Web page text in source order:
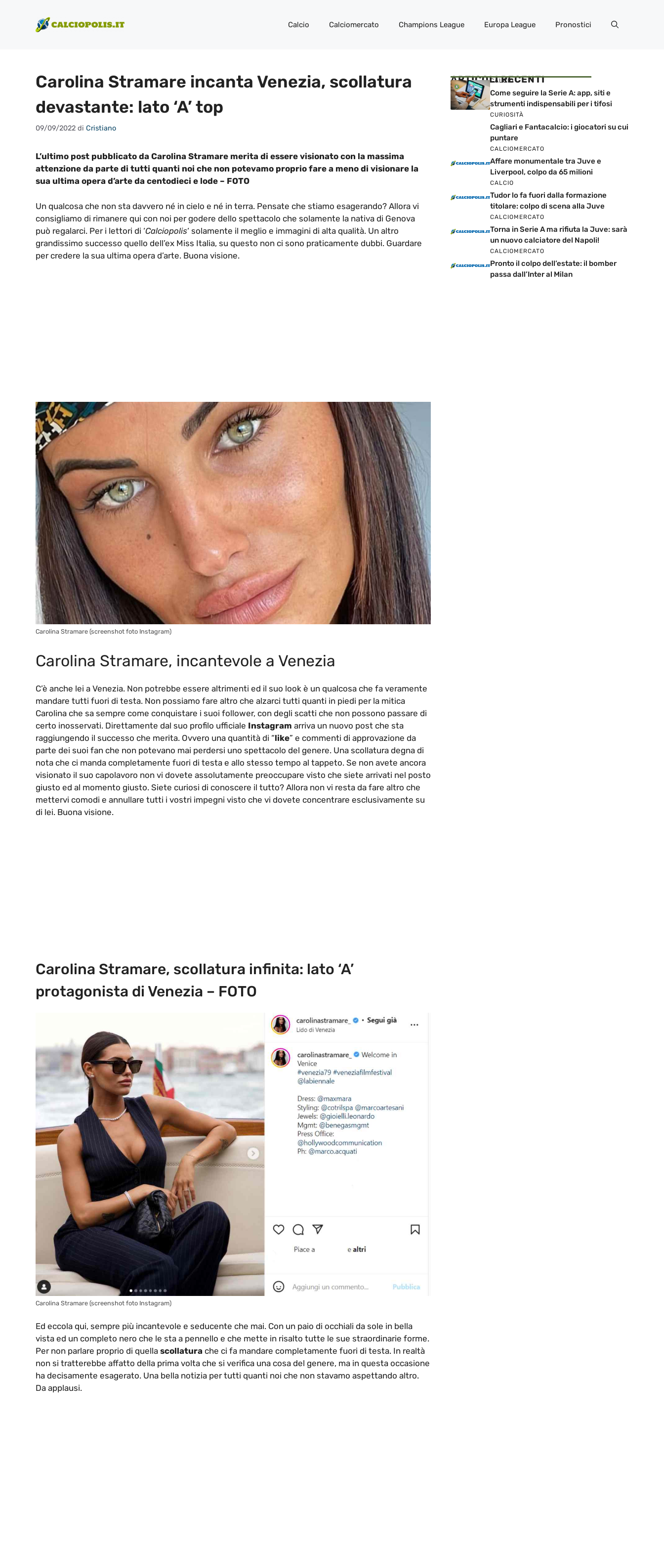
contenuto
Calcio Calciomercato Champions League Europa League Pronostici
Carolina Stramare incanta Venezia, scollatura
devastante: lato ‘A’ top
09/09/2022 di Cristiano
L’ultimo post pubblicato da Carolina Stramare merita di essere visionato con la massima
attenzione da parte di tutti quanti noi che non potevamo proprio fare a meno di visionare la
sua ultima opera d’arte da centodieci e lode – FOTO
Un qualcosa che non sta davvero né in cielo e né in terra. Pensate che stiamo esagerando? Allora vi
consigliamo di rimanere qui con noi per godere dello spettacolo che solamente la nativa di Genova
può regalarci. Per i lettori di ‘Calciopolis‘ solamente il meglio e immagini di alta qualità. Un altro
grandissimo successo quello dell’ex Miss Italia, su questo non ci sono praticamente dubbi. Guardare
per credere la sua ultima opera d’arte. Buona visione.
Carolina Stramare (screenshot foto Instagram)
Carolina Stramare, incantevole a Venezia
C’è anche lei a Venezia. Non potrebbe essere altrimenti ed il suo look è un qualcosa che fa veramente
mandare tutti fuori di testa. Non possiamo fare altro che alzarci tutti quanti in piedi per la mitica
Carolina che sa sempre come conquistare i suoi follower, con degli scatti che non possono passare di
certo inosservati. Direttamente dal suo profilo ufficiale Instagram arriva un nuovo post che sta
raggiungendo il successo che merita. Ovvero una quantità di “like” e commenti di approvazione da
parte dei suoi fan che non potevano mai perdersi uno spettacolo del genere. Una scollatura degna di
nota che ci manda completamente fuori di testa e allo stesso tempo al tappeto. Se non avete ancora
visionato il suo capolavoro non vi dovete assolutamente preoccupare visto che siete arrivati nel posto
giusto ed al momento giusto. Siete curiosi di conoscere il tutto? Allora non vi resta da fare altro che
mettervi comodi e annullare tutti i vostri impegni visto che vi dovete concentrare esclusivamente su
di lei. Buona visione.
Carolina Stramare, scollatura infinita: lato ‘A’
protagonista di Venezia – FOTO
Carolina Stramare (screenshot foto Instagram)
Ed eccola qui, sempre più incantevole e seducente che mai. Con un paio di occhiali da sole in bella
vista ed un completo nero che le sta a pennello e che mette in risalto tutte le sue straordinarie forme.
Per non parlare proprio di quella scollatura che ci fa mandare completamente fuori di testa. In realtà
non si tratterebbe affatto della prima volta che si verifica una cosa del genere, ma in questa occasione
ha decisamente esagerato. Una bella notizia per tutti quanti noi che non stavamo aspettando altro.
Da applausi.
ARTICOLI RECENTI
CALCIO
Come seguire la Serie A: app, siti e
strumenti indispensabili per i tifosi
CURIOSITÀ
Cagliari e Fantacalcio: i giocatori su cui
puntare
CALCIOMERCATO
Affare monumentale tra Juve e
Liverpool, colpo da 65 milioni
CALCIO
Tudor lo fa fuori dalla formazione
titolare: colpo di scena alla Juve
CALCIOMERCATO
Torna in Serie A ma rifiuta la Juve: sarà
un nuovo calciatore del Napoli!
CALCIOMERCATO
Pronto il colpo dell’estate: il bomber
passa dall’Inter al Milan